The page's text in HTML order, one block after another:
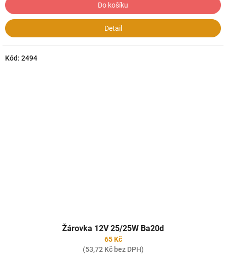
Do košíku
Detail
Žárovka 12V 25/25W Ba20d
65 Kč
(53,72 Kč bez DPH)
Kód: 2494